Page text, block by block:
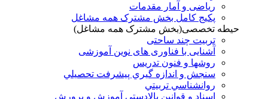
ریاضی و آمار مقدمات
پکیج کامل بخش مشترک همه مشاغل
حیطه تخصصی(بخش مشترک همه مشاغل)
تربیت چند ساحتی
آشنایی با فناوری های نوین آموزشی
روشها و فنون تدريس
سنجش و اندازه گيري پيشرفت تحصيلي
روانشناسي تربيتي
اسناد و قوانين بالادستي آموزش و پرورش